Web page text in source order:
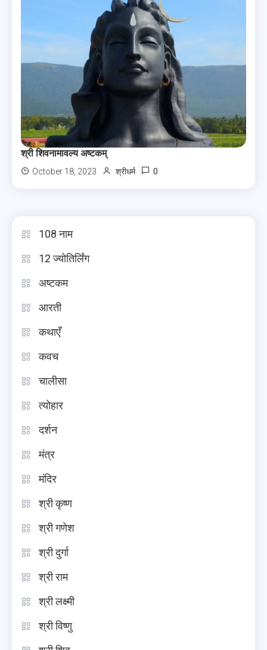
श्री शिवनामावल्य अष्टकम्
October 18, 2023 श्रीधर्म 0
108 नाम
12 ज्योतिर्लिंग
अष्टकम
आरती
कथाएँ
कवच
चालीसा
त्योहार
दर्शन
मंत्र
मंदिर
श्री कृष्ण
श्री गणेश
श्री दुर्गा
श्री राम
श्री लक्ष्मी
श्री विष्णु